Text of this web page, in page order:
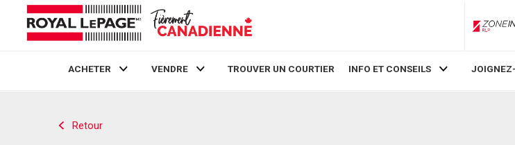
ACHETER VENDRE TROUVER UN COURTIER INFO ET CONSEILS
Retour